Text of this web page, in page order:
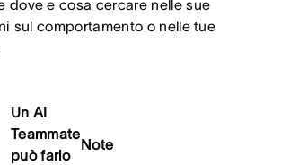
dove e cosa cercare nelle sue
sul comportamento o nelle tue
Un AI
Teammate
può farlo
Note